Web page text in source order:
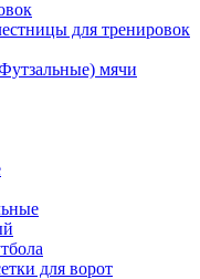
для тренировок
мячи
для ворот